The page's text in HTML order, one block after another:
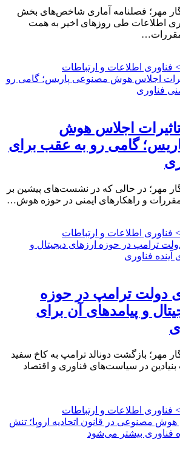
مهر؛ فصلنامه آماری شاخص‌های بخش
اطلاعات طی روزهای اخیر به همت
فناوری اطلاعات و ارتباطات
اجلاس هوش
گامی رو به عقب برای
مهر؛ در حالی که در نشست‌های پیشین بر
و راهکارهای ایمنی در حوزه هوش…
فناوری اطلاعات و ارتباطات
دولت ترامپ در حوزه
و پیامدهای آن برای
مهر؛ بازگشت دونالد ترامپ به کاخ سفید
بنیادین در سیاست‌های فناوری و اقتصاد
فناوری اطلاعات و ارتباطات